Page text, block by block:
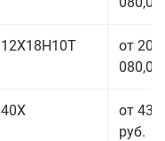
12Х18Н10Т
от 208
080,00
40Х
от 43
руб.